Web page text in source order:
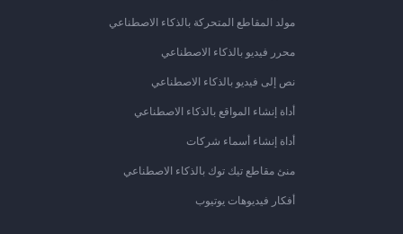
مولد المقاطع المتحركة بالذكاء الاصطناعي
محرر فيديو بالذكاء الاصطناعي
نص إلى فيديو بالذكاء الاصطناعي
أداة إنشاء المواقع بالذكاء الاصطناعي
أداة إنشاء أسماء شركات
منئ مقاطع تيك توك بالذكاء الاصطناعي
أفكار فيديوهات يوتيوب